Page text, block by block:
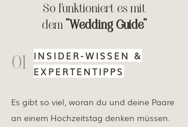
So funktioniert es mit
dem''Wedding Guide''
01
INSIDER-WISSEN &
EXPERTENTIPPS
Es gibt so viel, woran du und deine Paare
an einem Hochzeitstag denken müssen.